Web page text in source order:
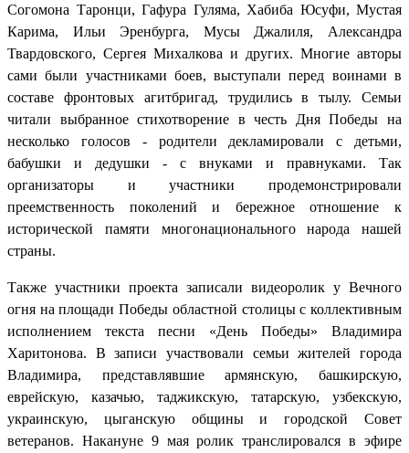
Согомона Таронци, Гафура Гуляма, Хабиба Юсуфи, Мустая
Карима, Ильи Эренбурга, Мусы Джалиля, Александра
Твардовского, Сергея Михалкова и других. Многие авторы
сами были участниками боев, выступали перед воинами в
составе фронтовых агитбригад, трудились в тылу. Семьи
читали выбранное стихотворение в честь Дня Победы на
несколько голосов - родители декламировали с детьми,
бабушки и дедушки - с внуками и правнуками. Так
организаторы и участники продемонстрировали
преемственность поколений и бережное отношение к
исторической памяти многонационального народа нашей
страны.
Также участники проекта записали видеоролик у Вечного
огня на площади Победы областной столицы с коллективным
исполнением текста песни «День Победы» Владимира
Харитонова. В записи участвовали семьи жителей города
Владимира, представлявшие армянскую, башкирскую,
еврейскую, казачью, таджикскую, татарскую, узбекскую,
украинскую, цыганскую общины и городской Совет
ветеранов. Накануне 9 мая ролик транслировался в эфире